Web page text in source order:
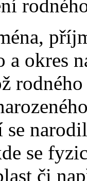
a okres
se
se
či